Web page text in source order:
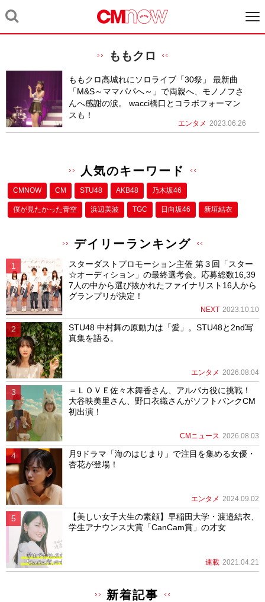
ももクロ
ももクロ高城れにソロライブ「30祭」 最新曲
「M&S～ママパパへ～」で両親へ、モノノフさ
んへ感謝の涙。 wacci橋口とコラボフォーマン
スも！
エンタメ 2023.06.26
人気のキーワード
CMNOW CM STU48 AKB48 乃木坂46
僕が⾒たかった⻘空 浜辺美波 TGC 日向坂46 新垣結衣
デイリーランキング
スターダストプロモーション主催 第３回「スター
☆オーディション」の最終選考会。応募総数16,39
7人の中から選び抜かれたファイナリスト16人から
グランプリが決定！
NEXT 2023.10.10
STU48 中村舞の原動力は「愛」。STU48と2nd写
真集を語る。
エンタメ 2026.08.04
＝ＬＯＶＥ佐々木舞香さん、アルパカ役に挑戦！
大谷映美里さん、野口衣織さんがソフトバンクCM
初出演！
CMニュース 2026.08.03
月9ドラマ「海のはじまり」で注目を集める女優・
杏花が登場！
エンタメ 2024.09.02
【美しい女子大生の素顔】早稲田大学・渡邉結衣、
学生アナウンス大賞「CanCam賞」の才女
連載 2021.04.21
新着記事